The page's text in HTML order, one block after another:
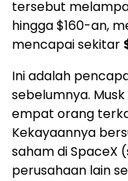
tersebut
hingga $160-an,
mencapai sekitar
Ini adalah
sebelumnya.
empat orang
Kekayaannya
saham di SpaceX
perusahaan lain